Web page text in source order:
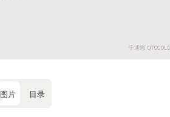
图片 目录